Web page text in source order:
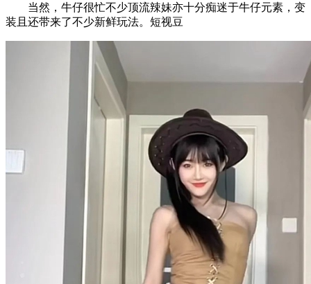
当然，牛仔很忙不少顶流辣妹亦十分痴迷于牛仔元素，变
装且还带来了不少新鲜玩法。短视豆